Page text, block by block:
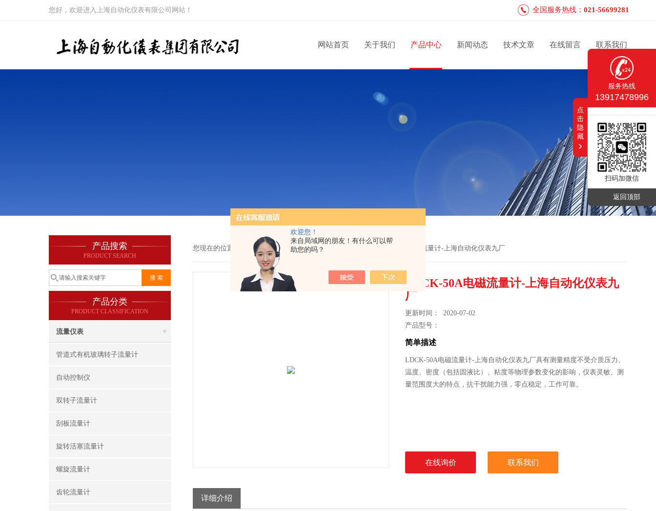
欢迎您！
来自局域网的朋友！有什么可以帮
助您的吗？
您好，欢迎进入上海自动化仪表有限公司网站！ 全国服务热线： 021-56699281
网站首页 关于我们 产品中心 新闻动态 技术文章 在线留言 联系我们
产品搜索
PRODUCT SEARCH
产品分类
PRODUCT CLASSIFICATION
流量仪表
管道式有机玻璃转子流量计
自动控制仪
双转子流量计
刮板流量计
旋转活塞流量计
螺旋流量计
齿轮流量计
您现在的位置： 首页 > 产品中心 >流量仪表 > LDCK-50A电磁流量计-上海自动化仪表九厂
LDCK-50A电磁流量计-上海自动化仪表九
厂
更新时间： 2020-07-02
产品型号：
简单描述
LDCK-50A电磁流量计-上海自动化仪表九厂具有测量精度不受介质压力、
温度、密度（包括固液比）、粘度等物理参数变化的影响，仪表灵敏、测
量范围度大的特点，抗干扰能力强，零点稳定，工作可靠。
在线询价 联系我们
详细介绍
服务热线
13917478996
扫码加微信
返回顶部
点
击
隐
藏